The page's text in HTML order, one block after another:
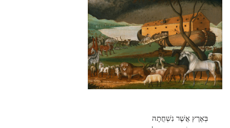
בְּאֶרֶץ אֲשֶׁר נִשְׁחֲתָה